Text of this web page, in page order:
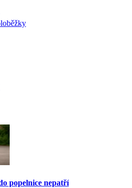
popelnice nepatří